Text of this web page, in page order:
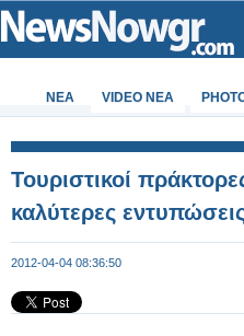
ΝΕΑ VIDEO NEA
Τουριστικοί
καλύτερες
2012-04-04 08:36:50